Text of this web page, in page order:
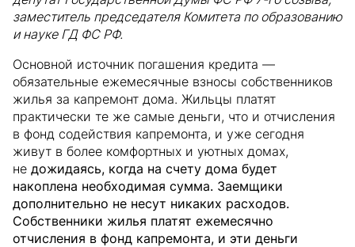
заместитель председателя Комитета по образованию
и науке ГД ФС РФ.
Основной источник погашения кредита —
обязательные ежемесячные взносы собственников
жилья за капремонт дома. Жильцы платят
практически те же самые деньги, что и отчисления
в фонд содействия капремонта, и уже сегодня
живут в более комфортных и уютных домах,
не дожидаясь, когда на счету дома будет
накоплена необходимая сумма. Заемщики
дополнительно не несут никаких расходов.
Собственники жилья платят ежемесячно
отчисления в фонд капремонта, и эти деньги